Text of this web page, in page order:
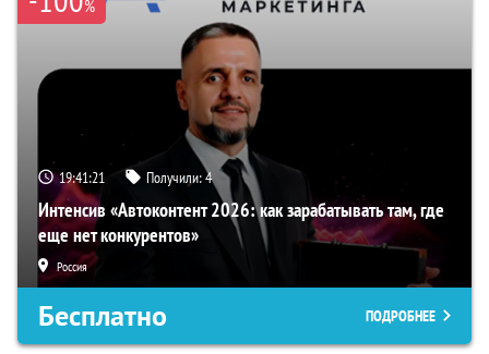
%
19:41:20 Получили:4
Интенсив «Автоконтент 2026: как зарабатывать там, где
еще нет конкурентов»
Россия
Бесплатно ПОДРОБНЕЕ